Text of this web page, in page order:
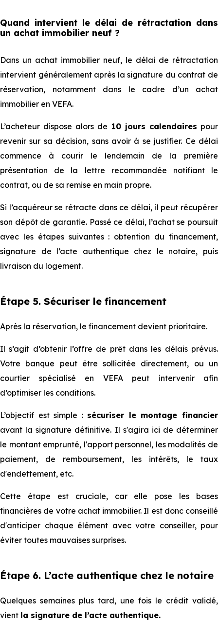
Quand intervient le délai de rétractation dans
un achat immobilier neuf ?
Dans un achat immobilier neuf, le délai de rétractation
intervient généralement après la signature du contrat de
réservation, notamment dans le cadre d’un achat
immobilier en VEFA.
L’acheteur dispose alors de 10 jours calendaires pour
revenir sur sa décision, sans avoir à se justifier. Ce délai
commence à courir le lendemain de la première
présentation de la lettre recommandée notifiant le
contrat, ou de sa remise en main propre.
Si l’acquéreur se rétracte dans ce délai, il peut récupérer
son dépôt de garantie. Passé ce délai, l’achat se poursuit
avec les étapes suivantes : obtention du financement,
signature de l’acte authentique chez le notaire, puis
livraison du logement.
Étape 5. Sécuriser le financement
Après la réservation, le financement devient prioritaire.
Il s’agit d’obtenir l’offre de prêt dans les délais prévus.
Votre banque peut être sollicitée directement, ou un
courtier spécialisé en VEFA peut intervenir afin
d’optimiser les conditions.
L’objectif est simple : sécuriser le montage financier
avant la signature définitive. Il s'agira ici de déterminer
le montant emprunté, l'apport personnel, les modalités de
paiement, de remboursement, les intérêts, le taux
d'endettement, etc.
Cette étape est cruciale, car elle pose les bases
financières de votre achat immobilier. Il est donc conseillé
d'anticiper chaque élément avec votre conseiller, pour
éviter toutes mauvaises surprises.
Étape 6. L’acte authentique chez le notaire
Quelques semaines plus tard, une fois le crédit validé,
vient la signature de l’acte authentique.